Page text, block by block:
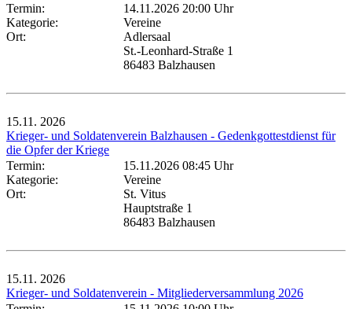
Termin:
14.11.2026 20:00 Uhr
Kategorie:
Vereine
Ort:
Adlersaal
St.-Leonhard-Straße 1
86483 Balzhausen
15.11. 2026
Krieger- und Soldatenverein Balzhausen - Gedenkgottestdienst für
die Opfer der Kriege
Termin:
15.11.2026 08:45 Uhr
Kategorie:
Vereine
Ort:
St. Vitus
Hauptstraße 1
86483 Balzhausen
15.11. 2026
Krieger- und Soldatenverein - Mitgliederversammlung 2026